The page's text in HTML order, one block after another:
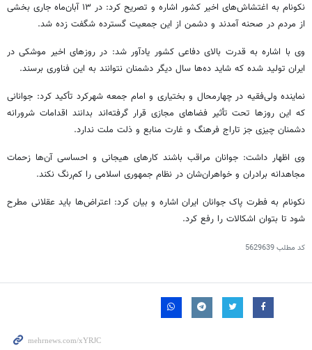
نکونام به اغتشاش‌های اخیر کشور اشاره و تصریح کرد: در ۱۳ آبان‌ماه جاری بخشی
از مردم در صحنه آمدند و دشمن از این جمعیت گسترده شگفت زده شد.
وی با اشاره به قدرت بالای دفاعی کشور یادآور شد: در روزهای اخیر موشکی در
ایران تولید شده که شاید ده‌ها سال دیگر دشمنان نتوانند به این فناوری برسند.
نماینده ولی‌فقیه در چهارمحال و بختیاری و امام جمعه شهرکرد تأکید کرد: جوانانی
که این روزها تحت تأثیر فضاهای مجازی قرار گرفته‌اند بدانند اقدامات شرورانه
دشمنان چیزی جز تاراج فرهنگ و غارت منابع و ذلت ملت ندارد.
وی اظهار داشت: جوانان مراقب باشند کارهای هیجانی و احساسی آن‌ها زحمات
مجاهدانه برادران و خواهران‌شان در نظام جمهوری اسلامی را کم‌رنگ نکند.
نکونام به فطرت پاک جوانان ایران اشاره و بیان کرد: اعتراض‌ها باید عقلانی مطرح
شود تا بتوان اشکالات را رفع کرد.
کد مطلب5629639